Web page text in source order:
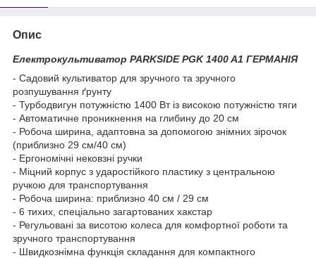
Опис
Електрокультиватор PARKSIDE PGK 1400 A1 ГЕРМАНІЯ
- Садовий культиватор для зручного та зручного
розпушування ґрунту
- Турбодвигун потужністю 1400 Вт із високою потужністю тяги
- Автоматичне проникнення на глибину до 20 см
- Робоча ширина, адаптовна за допомогою знімних зірочок
(приблизно 29 см/40 см)
- Ергономічні нековзні ручки
- Міцний корпус з ударостійкого пластику з центральною
ручкою для транспортування
- Робоча ширина: приблизно 40 см / 29 см
- 6 тихих, спеціально загартованих хакстар
- Регульовані за висотою колеса для комфортної роботи та
зручного транспортування
- Швидкознімна функція складання для компактного